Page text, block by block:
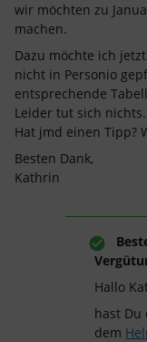
wir möchten zu
machen.
Dazu möchte ich
nicht in Personio
entsprechende
Leider tut sich nichts.
Hat jmd einen Tipp?
Besten Dank,
Kathrin
Hallo
hast Du
dem